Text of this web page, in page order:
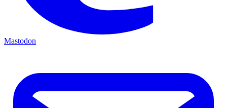
Mastodon